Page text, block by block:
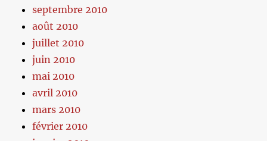
septembre 2010
août 2010
juillet 2010
juin 2010
mai 2010
avril 2010
mars 2010
février 2010